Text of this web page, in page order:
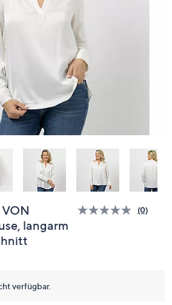
langarm
Bisher
(0)
verfügbar.